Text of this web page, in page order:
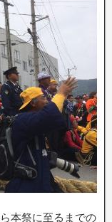
本祭に至るまでの